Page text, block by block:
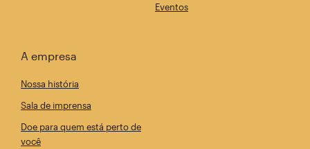
Eventos
A empresa
Nossa história
Sala de imprensa
Doe para quem está perto de
você